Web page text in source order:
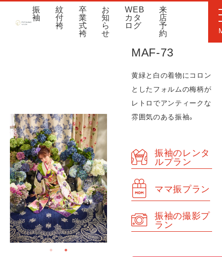
振
袖
紋
付
袴
卒
業
式
袴
お
知
ら
せ
WEB
カタ
ログ
来
店
予
約
MAF-73
黄緑と白の着物にコロン
としたフォルムの梅柄が
レトロでアンティークな
雰囲気のある振袖。
振袖のレンタ
ルプラン
ママ振プラン
振袖の撮影プ
ラン